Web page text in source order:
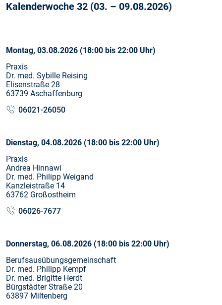
Kalenderwoche 32 (03. – 09.08.2026)
Montag, 03.08.2026 (18:00 bis 22:00 Uhr)
Praxis
Dr. med. Sybille Reising
Elisenstraße 28
63739 Aschaffenburg
06021-26050
Dienstag, 04.08.2026 (18:00 bis 22:00 Uhr)
Praxis
Andrea Hinnawi
Dr. med. Philipp Weigand
Kanzleistraße 14
63762 Großostheim
06026-7677
Donnerstag, 06.08.2026 (18:00 bis 22:00 Uhr)
Berufsausübungsgemeinschaft
Dr. med. Philipp Kempf
Dr. med. Brigitte Herdt
Bürgstädter Straße 20
63897 Miltenberg